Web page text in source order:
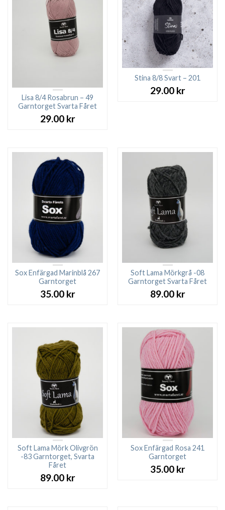
Lisa 8/4 Rosabrun – 49
Garntorget Svarta Fåret
29.00 kr
Stina 8/8 Svart – 201
29.00 kr
Sox Enfärgad Marinblå 267
Garntorget
35.00 kr
Soft Lama Mörkgrå -08
Garntorget Svarta Fåret
89.00 kr
Soft Lama Mörk Olivgrön
-83 Garntorget, Svarta
Fåret
89.00 kr
Sox Enfärgad Rosa 241
Garntorget
35.00 kr